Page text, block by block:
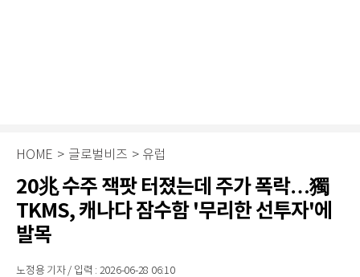
HOME > 글로벌비즈 > 유럽
20兆 수주 잭팟 터졌는데 주가 폭락…獨
TKMS, 캐나다 잠수함 '무리한 선투자'에
발목
노정용 기자 / 입력 : 2026-06-28 06:10